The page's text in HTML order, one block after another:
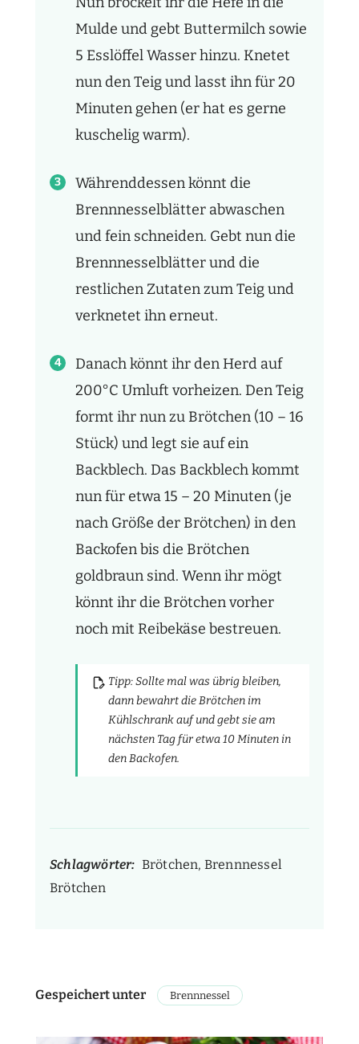
Mulde und gebt Buttermilch sowie
5 Esslöffel Wasser hinzu. Knetet
nun den Teig und lasst ihn für 20
Minuten gehen (er hat es gerne
kuschelig warm).
Währenddessen könnt die
Brennnesselblätter abwaschen
und fein schneiden. Gebt nun die
Brennnesselblätter und die
restlichen Zutaten zum Teig und
verknetet ihn erneut.
Danach könnt ihr den Herd auf
200°C Umluft vorheizen. Den Teig
formt ihr nun zu Brötchen (10 – 16
Stück) und legt sie auf ein
Backblech. Das Backblech kommt
nun für etwa 15 – 20 Minuten (je
nach Größe der Brötchen) in den
Backofen bis die Brötchen
goldbraun sind. Wenn ihr mögt
könnt ihr die Brötchen vorher
noch mit Reibekäse bestreuen.
Tipp: Sollte mal was übrig bleiben,
dann bewahrt die Brötchen im
Kühlschrank auf und gebt sie am
nächsten Tag für etwa 10 Minuten in
den Backofen.
Schlagwörter: Brötchen, Brennnessel
Brötchen
Gespeichert unter Brennnessel